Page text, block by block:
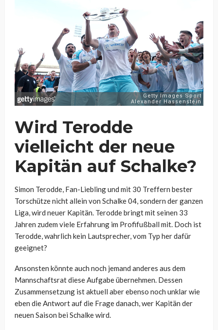
Wird Terodde
vielleicht der neue
Kapitän auf Schalke?
Simon Terodde, Fan-Liebling und mit 30 Treffern bester
Torschütze nicht allein von Schalke 04, sondern der ganzen
Liga, wird neuer Kapitän. Terodde bringt mit seinen 33
Jahren zudem viele Erfahrung im Profifußball mit. Doch ist
Terodde, wahrlich kein Lautsprecher, vom Typ her dafür
geeignet?
Ansonsten könnte auch noch jemand anderes aus dem
Mannschaftsrat diese Aufgabe übernehmen. Dessen
Zusammensetzung ist aktuell aber ebenso noch unklar wie
eben die Antwort auf die Frage danach, wer Kapitän der
neuen Saison bei Schalke wird.